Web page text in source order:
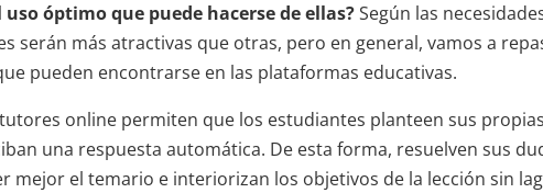
óptimo que puede hacerse de ellas?Según las
serán más atractivas que otras, pero en general, vamos a
pueden encontrarse en las plataformas educativas.
online permiten que los estudiantes planteen sus
una respuesta automática. De esta forma, resuelven sus
mejor el temario e interiorizan los objetivos de la lección sin